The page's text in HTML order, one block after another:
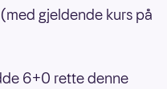
gjeldende kurs på
6+0 rette denne